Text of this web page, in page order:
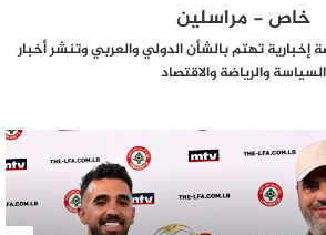
خاص - مراسلين
تهتم بالشأن الدولي والعربي وتنشر أخبار
السياسة والرياضة والاقتصاد